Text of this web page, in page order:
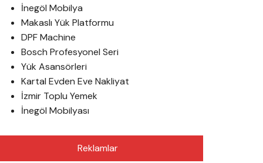
İnegöl Mobilya
Makaslı Yük Platformu
DPF Machine
Bosch Profesyonel Seri
Yük Asansörleri
Kartal Evden Eve Nakliyat
İzmir Toplu Yemek
İnegöl Mobilyası
Reklamlar